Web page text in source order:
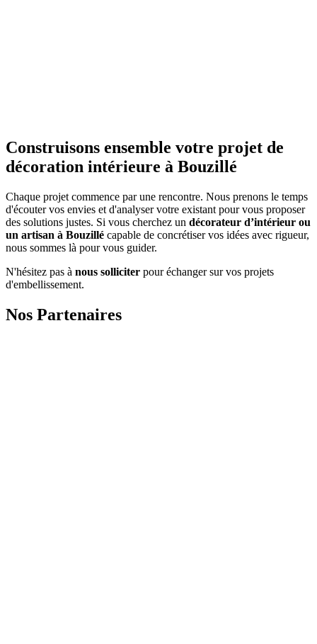
Construisons ensemble votre projet de
décoration intérieure à Bouzillé
Chaque projet commence par une rencontre. Nous prenons le temps
d'écouter vos envies et d'analyser votre existant pour vous proposer
des solutions justes. Si vous cherchez un décorateur d’intérieur ou
un artisan à Bouzillé capable de concrétiser vos idées avec rigueur,
nous sommes là pour vous guider.
N'hésitez pas à nous solliciter pour échanger sur vos projets
d'embellissement.
Nos Partenaires